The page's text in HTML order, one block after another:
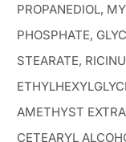
PROPANEDIOL,
PHOSPHATE,
STEARATE,
AMETHYST
CETEARYL